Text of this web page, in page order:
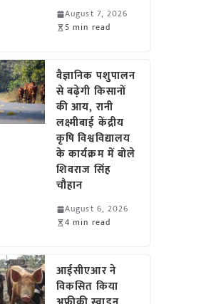
August 7, 2026
5 min read
वैज्ञानिक पशुपालन
से बढ़ेगी किसानों
की आय, रानी
लक्ष्मीबाई केंद्रीय
कृषि विश्वविद्यालय
के कार्यक्रम में बोले
शिवराज सिंह
चौहान
August 6, 2026
4 min read
आईसीएआर ने
विकसित किया